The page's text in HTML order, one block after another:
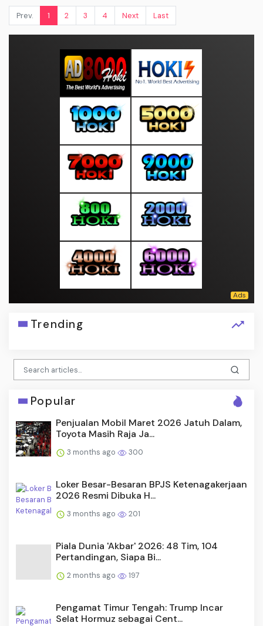
Prev. 1 2 3 4 Next Last
Trending
Popular
Penjualan Mobil Maret 2026 Jatuh Dalam,
Toyota Masih Raja Ja...
3 months ago 300
Loker Besar-Besaran BPJS Ketenagakerjaan
2026 Resmi Dibuka H...
3 months ago 201
Piala Dunia 'Akbar' 2026: 48 Tim, 104
Pertandingan, Siapa Bi...
2 months ago 197
Pengamat Timur Tengah: Trump Incar
Selat Hormuz sebagai Cent...